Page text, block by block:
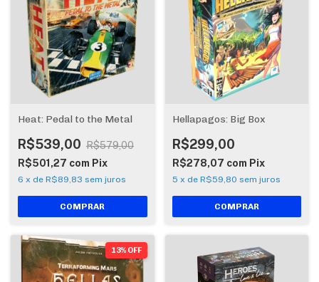
Heat: Pedal to the Metal
R$539,00 R$579,00
R$501,27 com Pix
6 x de R$89,83 sem juros
Hellapagos: Big Box
R$299,00
R$278,07 com Pix
5 x de R$59,80 sem juros
13% OFF